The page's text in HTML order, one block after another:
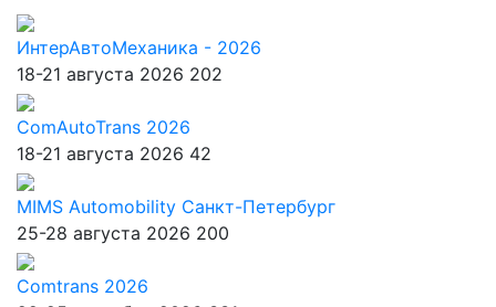
ИнтерАвтоМеханика - 2026
18-21 августа 2026 202
ComAutoTrans 2026
18-21 августа 2026 42
MIMS Automobility Санкт-Петербург
25-28 августа 2026 200
Comtrans 2026